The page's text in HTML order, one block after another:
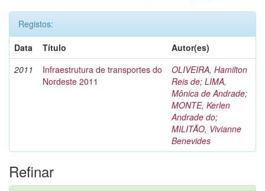
Registos:
Data
Título
Autor(es)
2011
Infraestrutura de transportes do
Nordeste 2011
OLIVEIRA, Hamilton
Reis de; LIMA,
Mônica de Andrade;
MONTE, Kerlen
Andrade do;
MILITÃO, Vivianne
Benevides
Refinar